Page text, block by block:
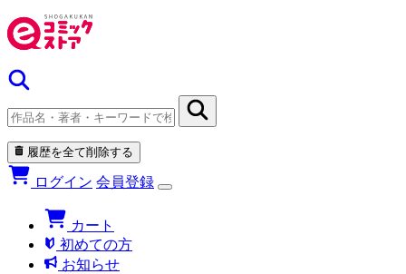
履歴を全て削除する
ログイン 会員登録
カート
初めての方
お知らせ